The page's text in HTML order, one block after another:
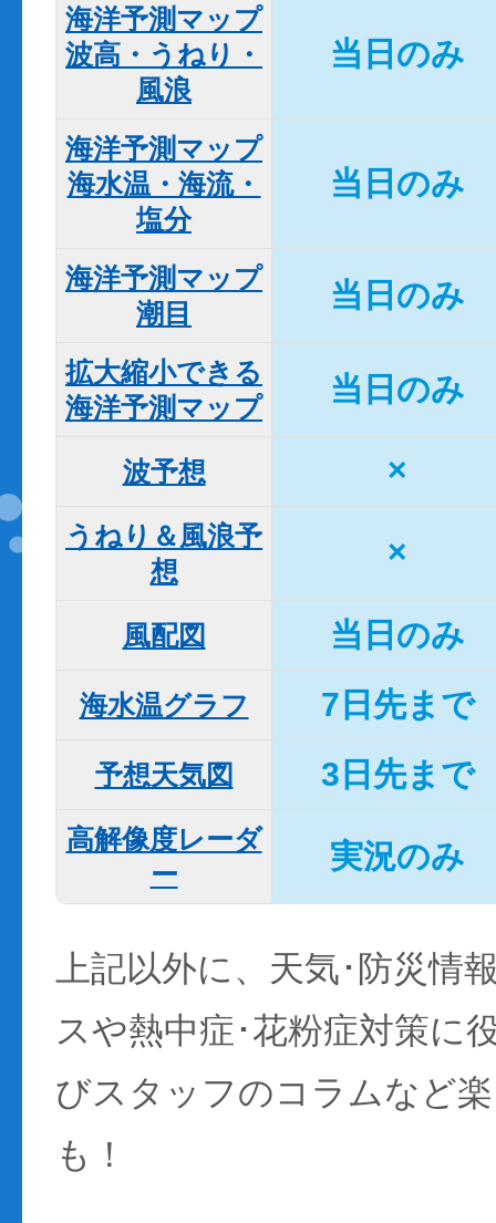
海洋予測マップ
波高・うねり・
風浪
当日のみ
海洋予測マップ
海水温・海流・
塩分
当日のみ
海洋予測マップ
潮目
当日のみ
拡大縮小できる
海洋予測マップ
当日のみ
波予想 ×
うねり＆風浪予
想
×
風配図 当日のみ
海水温グラフ 7日先まで
予想天気図 3日先まで
高解像度レーダ
ー
実況のみ
上記以外に、天気･防災情
スや熱中症･花粉症対策に
びスタッフのコラムなど
も！